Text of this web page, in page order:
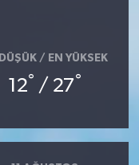
/ EN YÜKSEK
12° / 27°